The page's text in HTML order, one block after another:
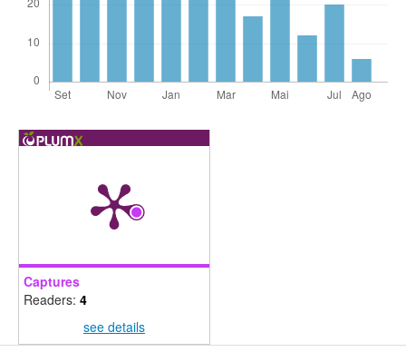
Captures
Readers: 4
see details